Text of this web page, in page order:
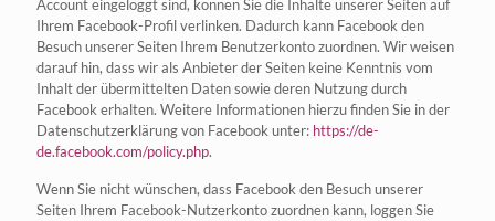
Account eingeloggt sind, können Sie die Inhalte unserer Seiten auf
Ihrem Facebook-Profil verlinken. Dadurch kann Facebook den
Besuch unserer Seiten Ihrem Benutzerkonto zuordnen. Wir weisen
darauf hin, dass wir als Anbieter der Seiten keine Kenntnis vom
Inhalt der übermittelten Daten sowie deren Nutzung durch
Facebook erhalten. Weitere Informationen hierzu finden Sie in der
Datenschutzerklärung von Facebook unter: https://de-
de.facebook.com/policy.php.
Wenn Sie nicht wünschen, dass Facebook den Besuch unserer
Seiten Ihrem Facebook-Nutzerkonto zuordnen kann, loggen Sie